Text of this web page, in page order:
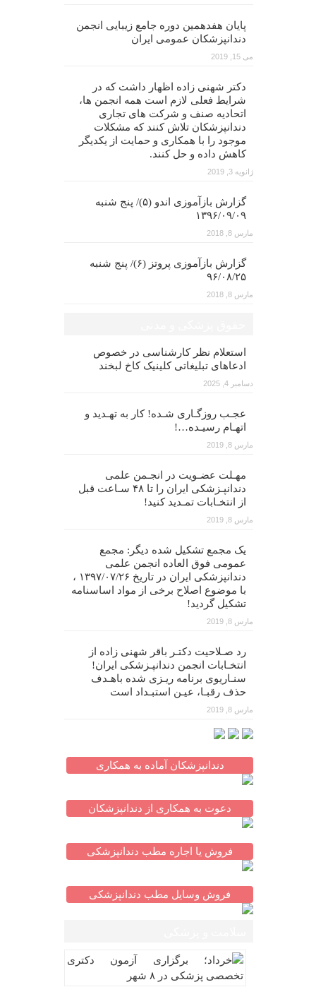
پایان هفدهمین دوره جامع زیبایی انجمن
دندانپزشکان عمومی ایران
می 15, 2019
دکتر شهنی زاده اظهار داشت که در
شرایط فعلی لازم است همه انجمن ها،
اتحادیه صنف و شرکت های تجاری
دندانپزشکان تلاش کنند که مشکلات
موجود را با همکاری و حمایت از یکدیگر
کاهش داده و حل کنند.
ژانویه 3, 2019
گزارش بازآموزی اندو (۵)/ پنج شنبه
۱۳۹۶/۰۹/۰۹
مارس 8, 2018
گزارش بازآموزی پروتز (۶)/ پنج شنبه
۹۶/۰۸/۲۵
مارس 8, 2018
استعلام نظر کارشناسی در خصوص
ادعاهای تبلیغاتی کلینیک کاخ لبخند
دسامبر 4, 2025
عجـب روزگـاری شـده! کار به تهـدید و
اتهـام رسیـده…!
مارس 8, 2019
مهـلت عضـویت در انجـمن علمی
دندانپـزشکی ایران را تا ۴۸ سـاعت قبل
از انتخـابات تمـدید کنید!
مارس 8, 2019
یک مجمع تشکیل شده دیگر: مجمع
عمومی فوق العاده انجمن علمی
دندانپزشکی ایران در تاریخ ۱۳۹۷/۰۷/۲۶ ،
با موضوع اصلاح برخی از مواد اساسنامه
تشکیل گردید!
مارس 8, 2019
رد صـلاحیت دکتـر باقر شهنی زاده از
انتخـابات انجمن دندانپـزشکی ایران!
سنـاریوی برنامه ریـزی شده باهـدف
حذف رقبـا، عیـن استبـداد است
مارس 8, 2019
دندانپزشکان آماده به همکاری
دعوت به همکاری از دندانپزشکان
فروش یا اجاره مطب دندانپزشکی
فروش وسایل مطب دندانپزشکی